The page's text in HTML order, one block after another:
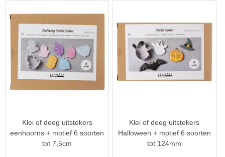
Klei of deeg uitstekers
eenhoorns + motief 6 soorten
tot 7,5cm
Klei of deeg uitstekers
Halloween + motief 6 soorten
tot 124mm